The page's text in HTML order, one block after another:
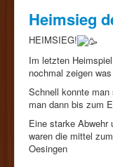
Training
Kontakt
Förderkreis
Sponsoren
Heimsieg
HEIMSIEG!
Im letzten
nochmal zeigen
Schnell konnte man
man dann bis zum
Eine starke Abwehr
waren die mittel
Oesingen